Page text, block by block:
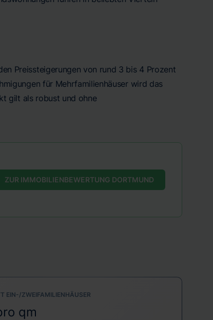
Preissteigerungen von rund 3 bis 4 Prozent
für Mehrfamilienhäuser wird das
gilt als robust und ohne
ZUR IMMOBILIENBEWERTUNG DORTMUND
EIN-/ZWEIFAMILIENHÄUSER
qm